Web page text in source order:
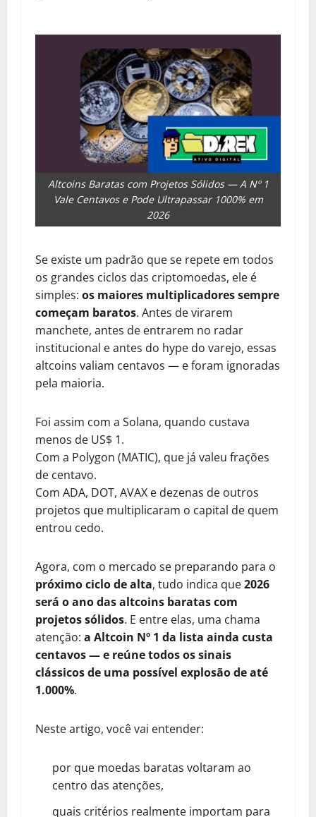
Altcoins Baratas com Projetos Sólidos — A Nº 1
Vale Centavos e Pode Ultrapassar 1000% em
2026
Se existe um padrão que se repete em todos
os grandes ciclos das criptomoedas, ele é
simples: os maiores multiplicadores sempre
começam baratos. Antes de virarem
manchete, antes de entrarem no radar
institucional e antes do hype do varejo, essas
altcoins valiam centavos — e foram ignoradas
pela maioria.
Foi assim com a Solana, quando custava
menos de US$ 1.
Com a Polygon (MATIC), que já valeu frações
de centavo.
Com ADA, DOT, AVAX e dezenas de outros
projetos que multiplicaram o capital de quem
entrou cedo.
Agora, com o mercado se preparando para o
próximo ciclo de alta, tudo indica que2026
será o ano das altcoins baratas com
projetos sólidos. E entre elas, uma chama
atenção: a Altcoin Nº 1 da lista ainda custa
centavos — e reúne todos os sinais
clássicos de uma possível explosão de até
1.000%.
Neste artigo, você vai entender:
por que moedas baratas voltaram ao
centro das atenções,
quais critérios realmente importam para